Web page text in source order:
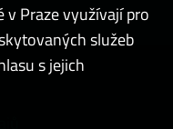
Praze využívají pro
služeb
s jejich